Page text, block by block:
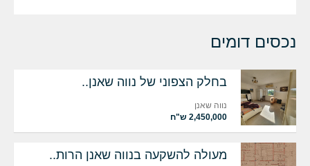
נכסים דומים
בחלק הצפוני של נווה שאנן..
נווה שאנן
2,450,000 ש"ח
מעולה להשקעה בנווה שאנן הרות..